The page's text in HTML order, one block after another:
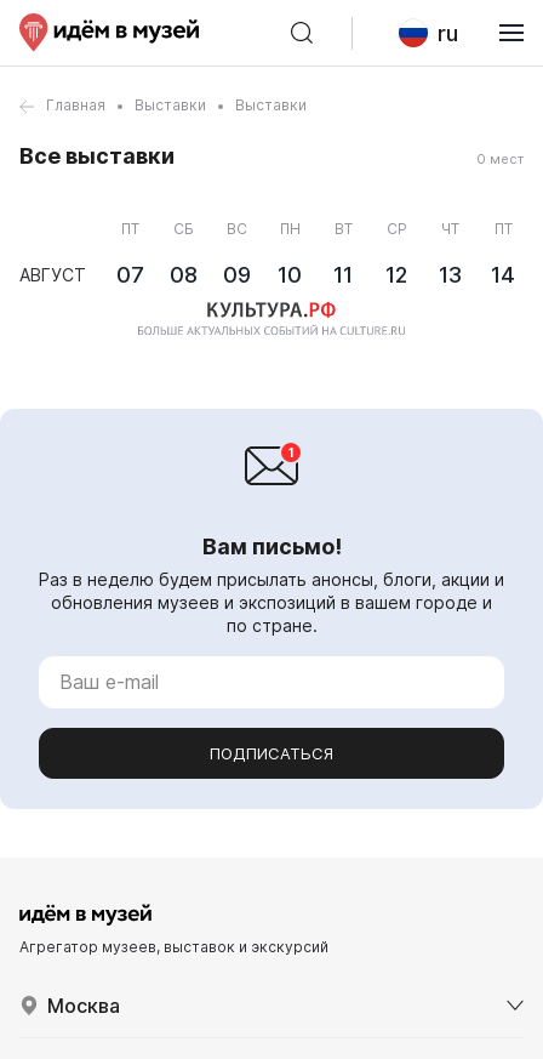
ru
Главная Выставки Выставки
Все выставки 0 мест
АВГУСТ
ПТ
07
СБ
08
ВС
09
ПН
10
ВТ
11
СР
12
ЧТ
13
ПТ
14
Вам письмо!
Раз в неделю будем присылать анонсы, блоги, акции и
обновления музеев и экспозиций в вашем городе и
по стране.
ПОДПИСАТЬСЯ
Агрегатор музеев, выставок и экскурсий
Москва